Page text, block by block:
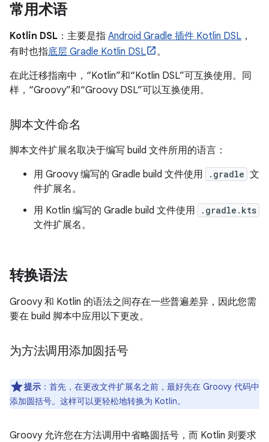
常用术语
Kotlin DSL ：主要是指 Android Gradle 插件 Kotlin DSL ，
有时也指底层 Gradle Kotlin DSL
。
在此迁移指南中，“Kotlin”和“Kotlin DSL”可互换使用。同
样，“Groovy”和“Groovy DSL”可以互换使用。
脚本文件命名
脚本文件扩展名取决于编写 build 文件所用的语言：
用 Groovy 编写的 Gradle build 文件使用
.gradle 文
件扩展名。
用 Kotlin 编写的 Gradle build 文件使用
.gradle.kts
文件扩展名。
转换语法
Groovy 和 Kotlin 的语法之间存在一些普遍差异，因此您需
要在 build 脚本中应用以下更改。
为方法调用添加圆括号
提示 ： 首先，在更改文件扩展名之前，最好先在 Groovy 代码中
添加圆括号。这样可以更轻松地转换为 Kotlin。
Groovy 允许您在方法调用中省略圆括号，而 Kotlin 则要求